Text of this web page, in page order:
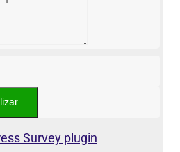
Survey plugin